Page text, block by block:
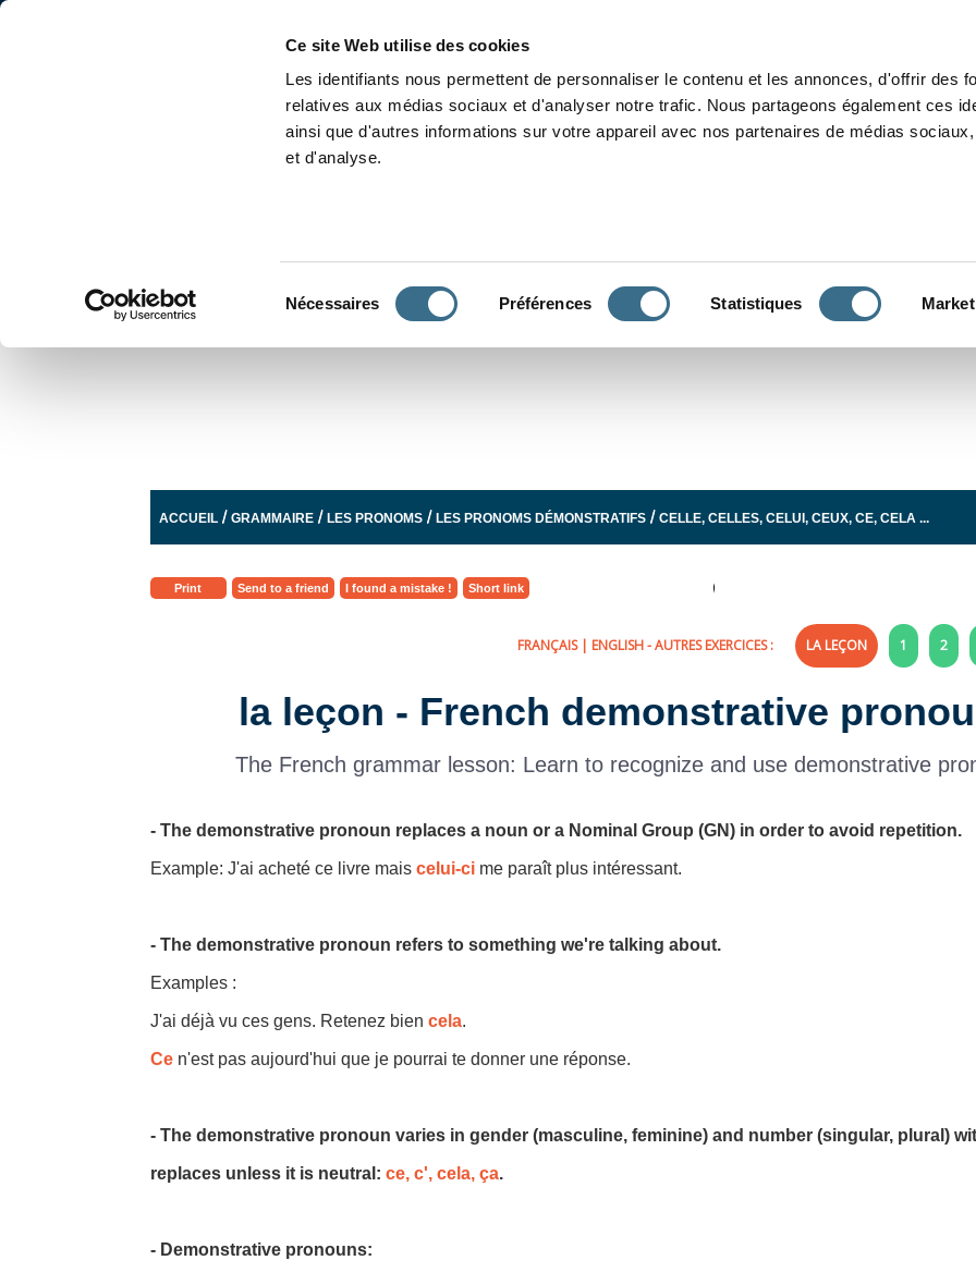
Ce site Web utilise des cookies
Les identifiants nous permettent de personnaliser le contenu et les annonces, d'offrir des
relatives aux médias sociaux et d'analyser notre trafic. Nous partageons également ces
ainsi que d'autres informations sur votre appareil avec nos partenaires de médias
et d'analyse.
Nécessaires Préférences Statistiques
ACCUEIL /GRAMMAIRE /LES PRONOMS /LES PRONOMS DÉMONSTRATIFS /CELLE, CELLES, CELUI, CEUX, CE, CELA ...
Print Send to a friend I found a mistake ! Short link
FRANÇAIS| ENGLISH- AUTRES EXERCICES : LA LEÇON 1 2
la leçon - French demonstrative
The French grammar lesson: Learn to recognize and use demonstrative
- The demonstrative pronoun replaces a noun or a Nominal Group (GN) in order to avoid repetition.
Example: J'ai acheté ce livre mais celui-cime paraît plus intéressant.
- The demonstrative pronoun refers to something we're talking about.
Examples :
J'ai déjà vu ces gens. Retenez bien cela.
Cen'est pas aujourd'hui que je pourrai te donner une réponse.
- The demonstrative pronoun varies in gender (masculine, feminine) and number (singular, plural)
replaces unless it is neutral: ce, c', cela, ça.
- Demonstrative pronouns: